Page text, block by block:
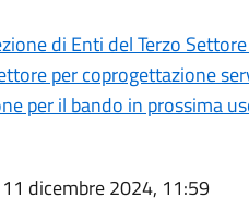
di Enti del Terzo
per coprogettazione
per il bando in prossima
dicembre 2024, 11:59